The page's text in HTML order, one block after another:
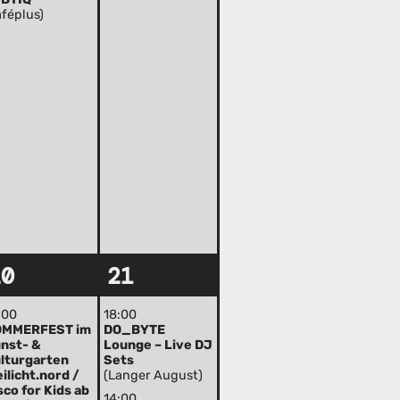
im
&
/
for Kids ab
21
18:00
DO_BYTE
Lounge – Live DJ
Sets
(Langer August)